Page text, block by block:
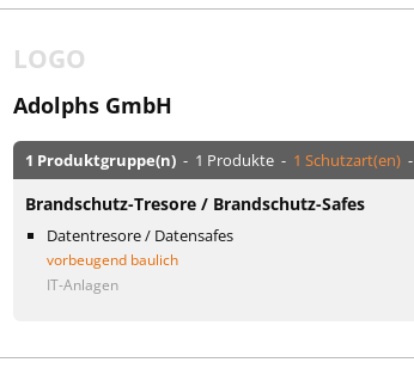
LOGO
Adolphs GmbH
1 Produktgruppe(n)- 1 Produkte - 1 Schutzart(en)-
Brandschutz-Tresore / Brandschutz-Safes
Datentresore / Datensafes
vorbeugend baulich
IT-Anlagen